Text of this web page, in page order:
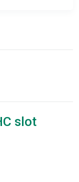
slot